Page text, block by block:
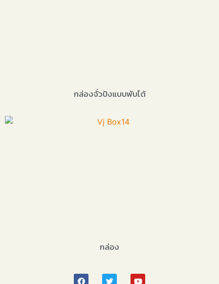
กล่องจั่วปังแบบพับได้
กล่อง